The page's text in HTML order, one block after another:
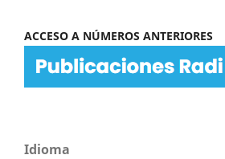
ACCESO A NÚMEROS ANTERIORES
Idioma